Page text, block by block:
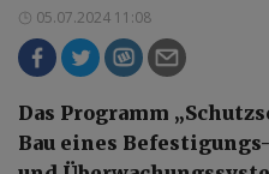
05.07.2024 11:08
Das Programm
Bau eines Befestigungs-